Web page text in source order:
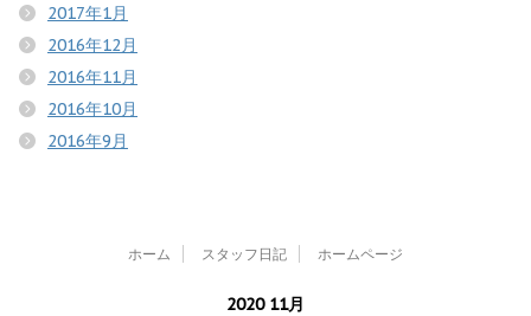
2017年1月
2016年12月
2016年11月
2016年10月
2016年9月
ホーム スタッフ日記 ホームページ
2020 11月